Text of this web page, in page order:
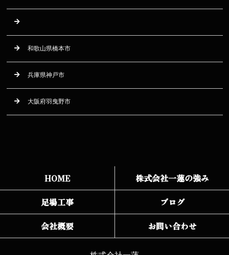
和歌山県橋本市
兵庫県神戸市
大阪府羽曳野市
HOME
株式会社一蓮の強み
足場工事
ブログ
会社概要
お問い合わせ